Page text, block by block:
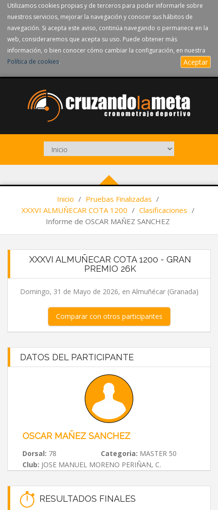
Utilizamos cookies propias y de terceros para poder informarle sobre
nuestros servicios, mejorar la navegación y conocer sus hábitos de
navegación. Si acepta este aviso, continúa navegando o permanece en la
web, consideraremos que acepta su uso. Puede obtener más
información, o bien conocer cómo cambiar la configuración, en nuestra
Política de cookies. Aceptar
Inicio / Pruebas Finalizadas /
XXXVI ALMUÑECAR COTA 1200 / Clasificaciones /
Informe de OSCAR MAÑEZ SANCHEZ
XXXVI ALMUÑECAR COTA 1200 - GRAN
PREMIO 26K
Domingo, 31 de Mayo de 2026, en Almuñécar (Granada)
Comparar con otros participantes
DATOS DEL PARTICIPANTE
OSCAR MAÑEZ SANCHEZ
Dorsal: 78 Categoria: MASTER 50
Club: JOSE MANUEL MORENO PERIÑAN, C.
RESULTADOS FINALES